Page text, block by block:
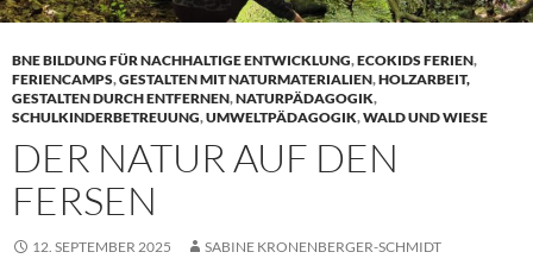
BNE BILDUNG FÜR NACHHALTIGE ENTWICKLUNG,ECOKIDS FERIEN,
FERIENCAMPS,GESTALTEN MIT NATURMATERIALIEN,HOLZARBEIT,
GESTALTEN DURCH ENTFERNEN,NATURPÄDAGOGIK,
SCHULKINDERBETREUUNG,UMWELTPÄDAGOGIK,WALD UND WIESE
DER NATUR AUF DEN
FERSEN
12. SEPTEMBER 2025 SABINE KRONENBERGER-SCHMIDT